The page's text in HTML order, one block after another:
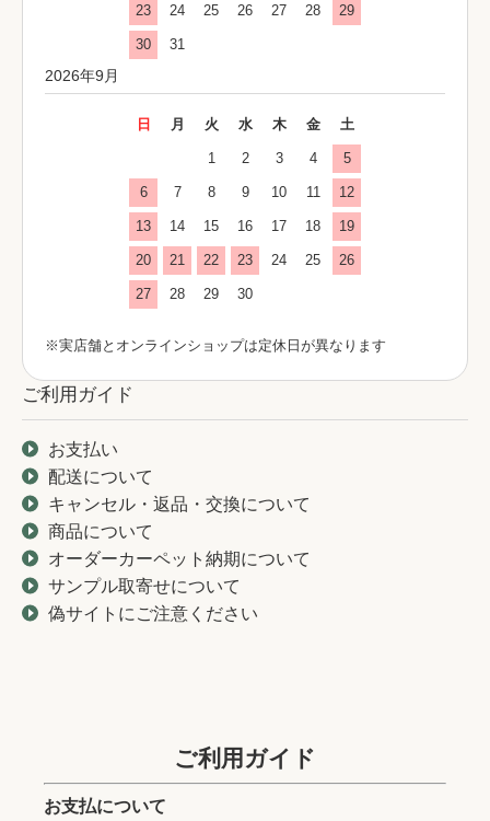
23 24 25 26 27 28 29
30 31
2026年9月
日 月 火 水 木 金 土
1 2 3 4 5
6 7 8 9 10 11 12
13 14 15 16 17 18 19
20 21 22 23 24 25 26
27 28 29 30
※実店舗とオンラインショップは定休日が異なります
ご利用ガイド
お支払い
配送について
キャンセル・返品・交換について
商品について
オーダーカーペット納期について
サンプル取寄せについて
偽サイトにご注意ください
ご利用ガイド
お支払について